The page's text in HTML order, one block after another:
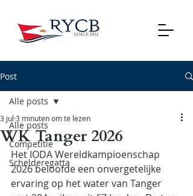
Post
Alle posts
Competitie
Schelderegatta
Alle posts
WK Tanger 2026
3 jul 3 minuten om te lezen
Het IODA Wereldkampioenschap
2026 beloofde een onvergetelijke
ervaring op het water van Tanger